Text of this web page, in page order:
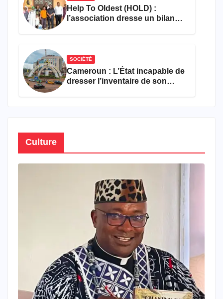
Help To Oldest (HOLD) :
l’association dresse un bilan
SOCIÉTÉ
Cameroun : L’État incapable de
dresser l’inventaire de son
Culture